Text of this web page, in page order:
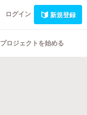
ログイン 新規登録
プロジェクトを始める